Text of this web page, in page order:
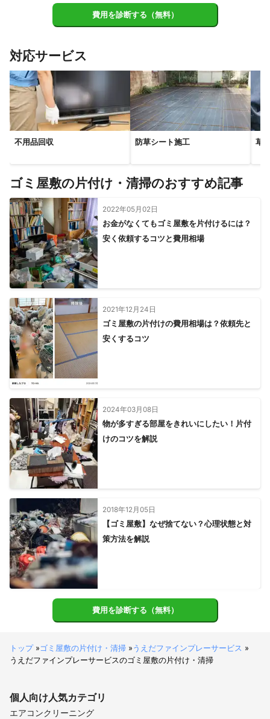
南房総市 鴨川市 長南町 栄町
大多喜町
八街市 茂原市 睦沢町
大網白里市
一宮町
成田市
神崎町
横芝光町 多古町 匝瑳市 香取市
旭市
東庄町
銚子市
【山梨県】
上野原市 道志村 都留市 大月市 小菅村
山中湖村
忍野村
西桂町
入間市 所沢市 新座市 狭山市 三芳町
朝霞市
和光市
ふじみ野市 日高市 志木市
富士見市
飯能市
川越市 戸田市 毛呂山町
坂戸市
越生町 川口市 鳩山町 さいたま市
川島町
横瀬町
ときがわ町
【静岡県】
小山町
愛川町 相模原市 座間市 厚木市
海老名市
綾瀬市 伊勢原市 秦野市 寒川町
平塚市
茅ヶ崎市
藤沢市 松田町 中井町
横浜市
二宮町 大井町
南足柄市
逗子市 小田原市
箱根町
真鶴町 湯河原町
費用を診断する（無料）
対応サービス
不用品回収 防草シート施工 草
ゴミ屋敷の片付け・清掃のおすすめ記事
2022年05月02日
お金がなくてもゴミ屋敷を片付けるには？
安く依頼するコツと費用相場
2021年12月24日
ゴミ屋敷の片付けの費用相場は？依頼先と
安くするコツ
2024年03月08日
物が多すぎる部屋をきれいにしたい！片付
けのコツを解説
2018年12月05日
【ゴミ屋敷】なぜ捨てない？心理状態と対
策方法を解説
費用を診断する（無料）
トップ»ゴミ屋敷の片付け・清掃 »うえだファインプレーサービス »
うえだファインプレーサービスのゴミ屋敷の片付け・清掃
個人向け人気カテゴリ
エアコンクリーニング